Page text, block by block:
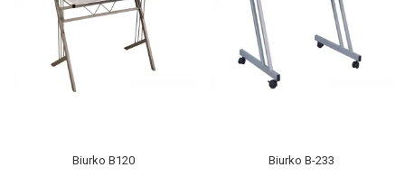
Biurko B120 Biurko B-233